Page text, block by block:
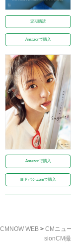
定期購読
Amazonで購入
Amazonで購入
ヨドバシ.comで購入
CMNOW WEB > CMニュ
sionCM